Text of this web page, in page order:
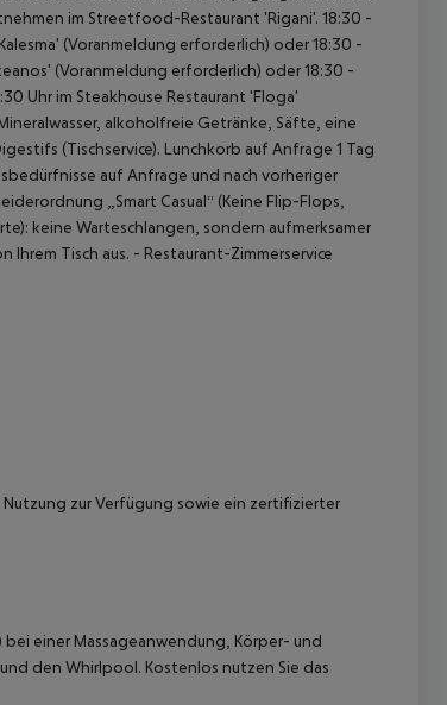
im Streetfood-Restaurant 'Rigani'. 18:30 -
(Voranmeldung erforderlich) oder18:30 -
(Voranmeldung erforderlich) oder18:30 -
Uhr im Steakhouse Restaurant 'Floga'
alkoholfreie Getränke, Säfte, eine
(Tischservice). Lunchkorb auf Anfrage 1 Tag
auf Anfrage und nach vorheriger
„Smart Casual“ (Keine Flip-Flops,
keine Warteschlangen, sondern aufmerksamer
Ihrem Tisch aus. - Restaurant-Zimmerservice
zur Verfügung sowie ein zertifizierter
einer Massageanwendung, Körper- und
den Whirlpool. Kostenlos nutzen Sie das